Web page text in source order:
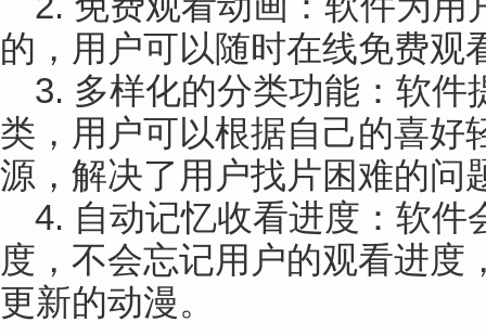
的，用户可以随时在线免费观
3. 多样化的分类功能：软件
类，用户可以根据自己的喜好
源，解决了用户找片困难的问
4. 自动记忆收看进度：软件
度，不会忘记用户的观看进度
更新的动漫。